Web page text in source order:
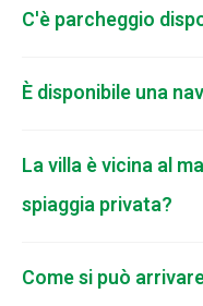
C'è parcheggio
È disponibile una
La villa è vicina al
spiaggia privata?
Come si può